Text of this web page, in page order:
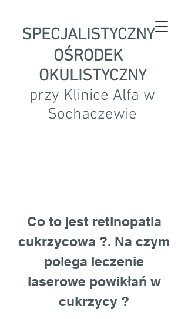
SPECJALISTYCZNY
OŚRODEK
OKULISTYCZNY
przy Klinice Alfa w
Sochaczewie
Co to jest retinopatia
cukrzycowa ?. Na czym
polega leczenie
laserowe powikłań w
cukrzycy ?